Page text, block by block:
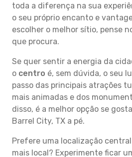
toda a diferença na sua
o seu próprio encanto e
escolher o melhor sítio, pense
que procura.
Se quer sentir a energia da
o centro é, sem dúvida, o seu
passo das principais atrações
mais animadas e dos
disso, é a melhor opção se
Barrel City, TX a pé.
Prefere uma localização
mais local? Experimente ficar